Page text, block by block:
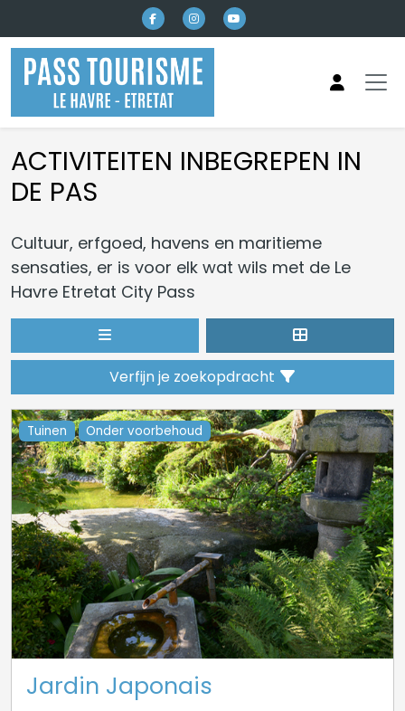
ACTIVITEITEN INBEGREPEN IN
DE PAS
Cultuur, erfgoed, havens en maritieme
sensaties, er is voor elk wat wils met de Le
Havre Etretat City Pass
Verfijn je zoekopdracht
Tuinen Onder voorbehoud
Jardin Japonais